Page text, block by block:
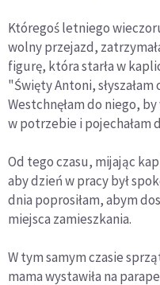
Któregoś letniego
wolny przejazd,
figurę, która starła w
"Święty Antoni,
Westchnęłam do niego,
w potrzebie i pojechałam
Od tego czasu, mijając
aby dzień w pracy był
dnia poprosiłam, abym
miejsca zamieszkania.
W tym samym czasie
mama wystawiła na